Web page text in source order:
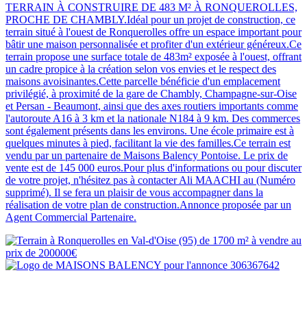
TERRAIN À CONSTRUIRE DE 483 M² À RONQUEROLLES,
PROCHE DE CHAMBLY.Idéal pour un projet de construction, ce
terrain situé à l'ouest de Ronquerolles offre un espace important pour
bâtir une maison personnalisée et profiter d'un extérieur généreux.Ce
terrain propose une surface totale de 483m² exposée à l'ouest, offrant
un cadre propice à la création selon vos envies et le respect des
maisons avoisinantes.Cette parcelle bénéficie d'un emplacement
privilégié, à proximité de la gare de Chambly, Champagne-sur-Oise
et Persan - Beaumont, ainsi que des axes routiers importants comme
l'autoroute A16 à 3 km et la nationale N184 à 9 km. Des commerces
sont également présents dans les environs. Une école primaire est à
quelques minutes à pied, facilitant la vie des familles.Ce terrain est
vendu par un partenaire de Maisons Balency Pontoise. Le prix de
vente est de 145 000 euros.Pour plus d'informations ou pour discuter
de votre projet, n'hésitez pas à contacter Ali MAACHI au (Numéro
supprimé). Il se fera un plaisir de vous accompagner dans la
réalisation de votre plan de construction.Annonce proposée par un
Agent Commercial Partenaire.